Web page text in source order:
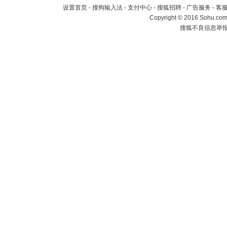
设置首页 - 搜狗输入法 - 支付中心 - 搜狐招聘 - 广告服务 - 客
Copyright©2016
搜狐不良信息举